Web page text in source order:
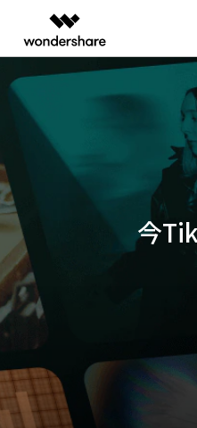
AIGCサービス
Filmora
動画編集ソフト
画面録画ソフト
Media.io
AI動画・画像編集アプリ
ToMoviee AI
オールインワンAI生成プラットフ
法
プラットフォーム
モバイル
AIに
詳
サポート
最新の
プロ
創造
今